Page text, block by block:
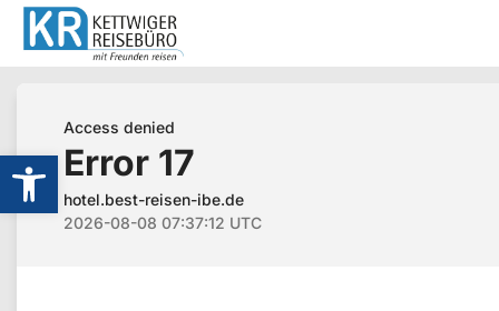
Werkzeugleiste öffnen